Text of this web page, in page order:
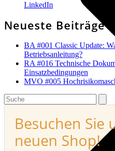
LinkedIn
Neueste Beiträge
BA #001 Classic Update:
Betriebsanleitung?
RA #016 Technische
Einsatzbedingungen
MVO #005
Search
Besuchen Sie
neuen Shop!